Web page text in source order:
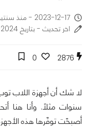
2023-12-17 - منذ سنتين
اخر تحديث - بتاريخ 2024-01-01
2876
0
لا شك أن أجهزة اللاب
سنوات مثلاً. وأنا هنا
أصبحّت توفّرها هذه